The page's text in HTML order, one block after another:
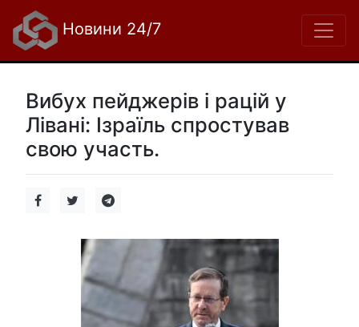
Новини 24/7
Вибух пейджерів і рацій у
Лівані: Ізраїль спростував
свою участь.